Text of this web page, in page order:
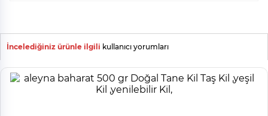
İncelediğiniz ürünle ilgili kullanıcı yorumları